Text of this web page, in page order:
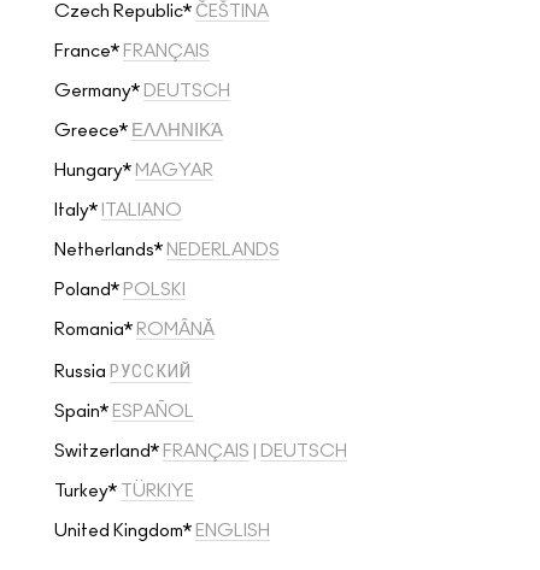
Czech Republic* ČEŠTINA
France* FRANÇAIS
Germany* DEUTSCH
Greece* ΕΛΛΗΝΙΚΆ
Hungary* MAGYAR
Italy* ITALIANO
Netherlands* NEDERLANDS
Poland* POLSKI
Romania* ROMÂNĂ
Russia РУССКИЙ
Spain* ESPAÑOL
Switzerland* FRANÇAIS DEUTSCH
Turkey* TÜRKIYE
United Kingdom* ENGLISH